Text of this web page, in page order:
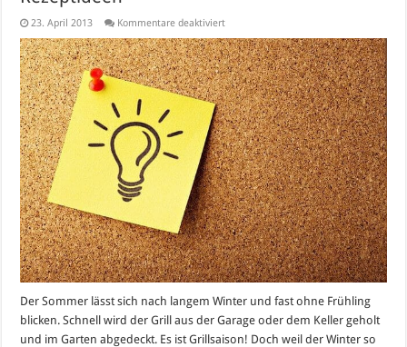
23. April 2013 Kommentare deaktiviertfür
Grillen
auf
Holzkohle
–
Rezeptideen
Der Sommer lässt sich nach langem Winter und fast ohne Frühling
blicken. Schnell wird der Grill aus der Garage oder dem Keller geholt
und im Garten abgedeckt. Es ist Grillsaison! Doch weil der Winter so